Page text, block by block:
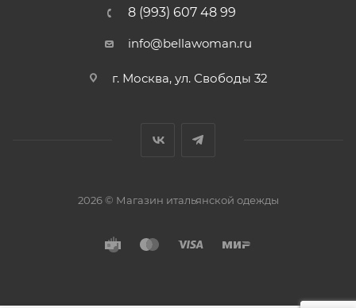
8 (993) 607 48 99
info@bellawoman.ru
г. Москва, ул. Свободы 32
2026 © Магазин итальянской одежды